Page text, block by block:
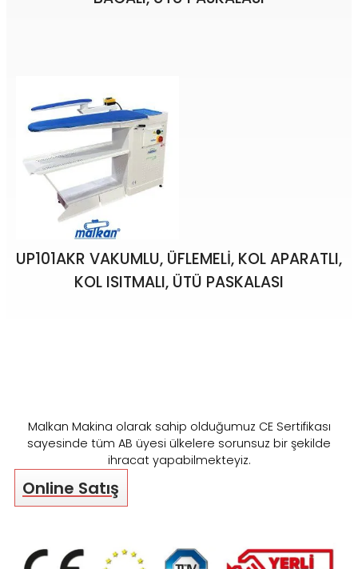
UP101AKR VAKUMLU, ÜFLEMELİ, KOL APARATLI,
KOL ISITMALI, ÜTÜ PASKALASI
Malkan Makina olarak sahip olduğumuz CE Sertifikası
sayesinde tüm AB üyesi ülkelere sorunsuz bir şekilde
ihracat yapabilmekteyiz.
Online Satış